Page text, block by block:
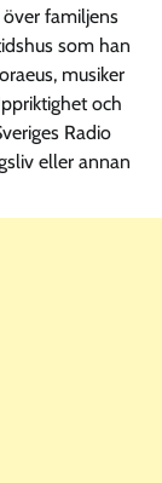
över familjens
som han
musiker
och
Radio
eller annan